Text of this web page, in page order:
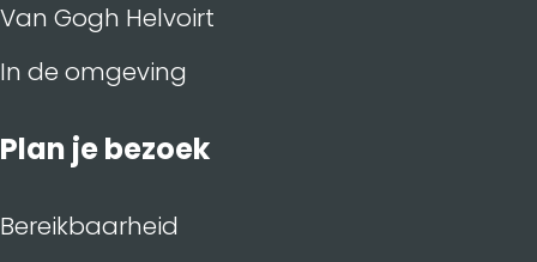
Van Gogh Helvoirt
In de omgeving
Plan je bezoek
Bereikbaarheid